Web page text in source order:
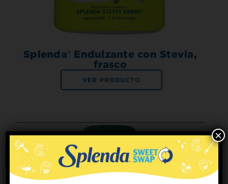
Splenda® Endulzante con Stevia,
frasco
VER PRODUCTO
×